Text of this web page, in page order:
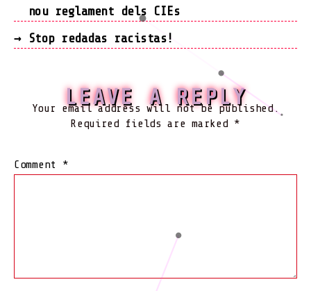
nou reglament dels CIEs
→
Stop redadas racistas!
LEAVE A REPLY
Your email address will not be published.
Required fields are marked *
Comment *